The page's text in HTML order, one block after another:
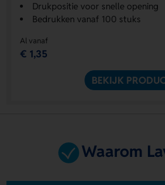
Drukpositie voor snelle opening
Bedrukken vanaf 100 stuks
Al vanaf
€ 1,35
BEKIJK
Waarom